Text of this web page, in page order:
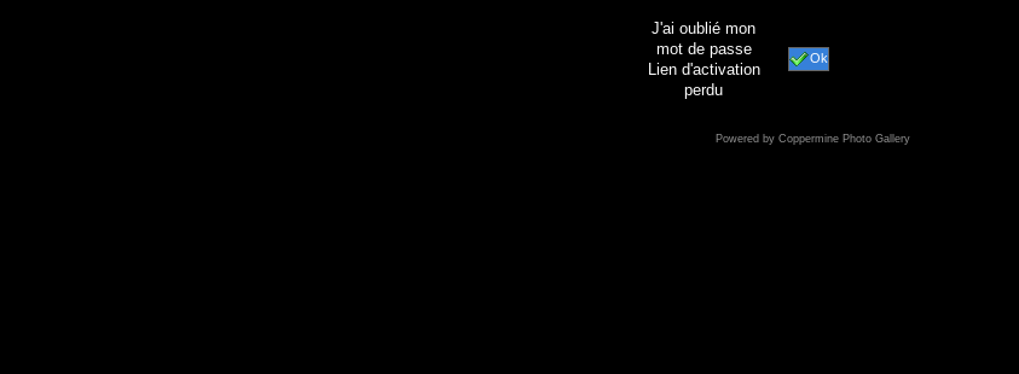
J'ai oublié mon
mot de passe
Lien d'activation
perdu
Ok
Powered by Coppermine Photo Gallery